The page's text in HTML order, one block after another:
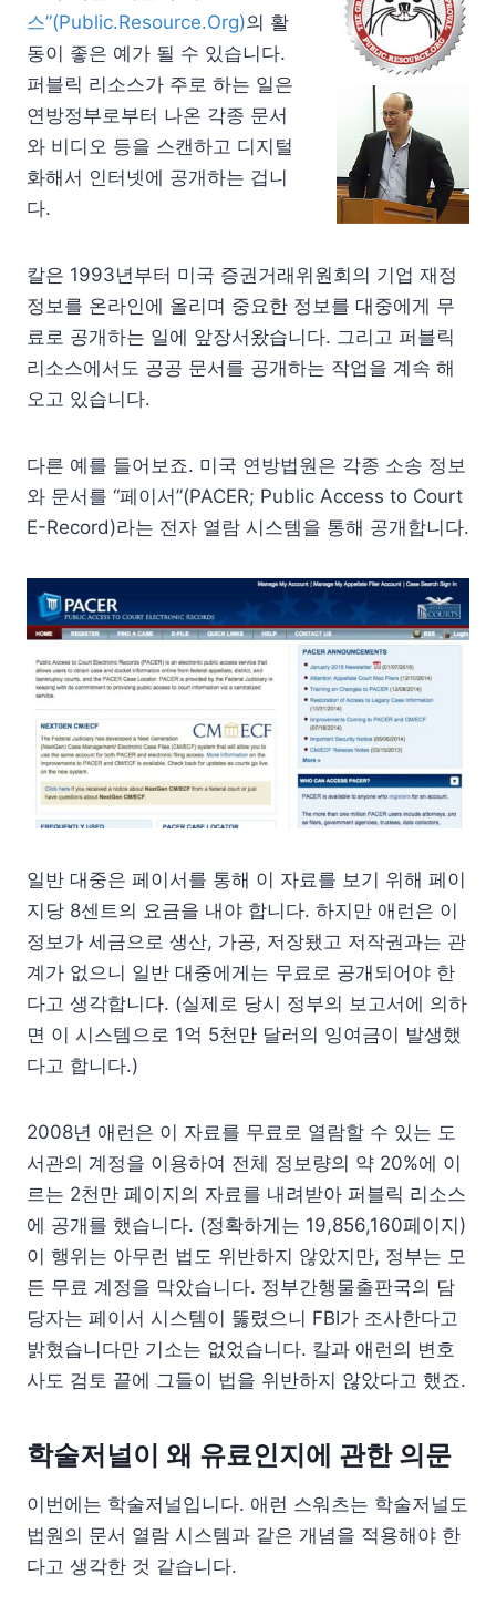
스”(Public.Resource.Org)의 활
동이 좋은 예가 될 수 있습니다.
퍼블릭 리소스가 주로 하는 일은
연방정부로부터 나온 각종 문서
와 비디오 등을 스캔하고 디지털
화해서 인터넷에 공개하는 겁니
다.
칼은 1993년부터 미국 증권거래위원회의 기업 재정
정보를 온라인에 올리며 중요한 정보를 대중에게 무
료로 공개하는 일에 앞장서왔습니다. 그리고 퍼블릭
리소스에서도 공공 문서를 공개하는 작업을 계속 해
오고 있습니다.
다른 예를 들어보죠. 미국 연방법원은 각종 소송 정보
와 문서를 “페이서”(PACER; Public Access to Court
E-Record)라는 전자 열람 시스템을 통해 공개합니다.
일반 대중은 페이서를 통해 이 자료를 보기 위해 페이
지당 8센트의 요금을 내야 합니다. 하지만 애런은 이
정보가 세금으로 생산, 가공, 저장됐고 저작권과는 관
계가 없으니 일반 대중에게는 무료로 공개되어야 한
다고 생각합니다. (실제로 당시 정부의 보고서에 의하
면 이 시스템으로 1억 5천만 달러의 잉여금이 발생했
다고 합니다.)
2008년 애런은 이 자료를 무료로 열람할 수 있는 도
서관의 계정을 이용하여 전체 정보량의 약 20%에 이
르는 2천만 페이지의 자료를 내려받아 퍼블릭 리소스
에 공개를 했습니다. (정확하게는 19,856,160페이지)
이 행위는 아무런 법도 위반하지 않았지만, 정부는 모
든 무료 계정을 막았습니다. 정부간행물출판국의 담
당자는 페이서 시스템이 뚫렸으니 FBI가 조사한다고
밝혔습니다만 기소는 없었습니다. 칼과 애런의 변호
사도 검토 끝에 그들이 법을 위반하지 않았다고 했죠.
학술저널이 왜 유료인지에 관한 의문
이번에는 학술저널입니다. 애런 스워츠는 학술저널도
법원의 문서 열람 시스템과 같은 개념을 적용해야 한
다고 생각한 것 같습니다.